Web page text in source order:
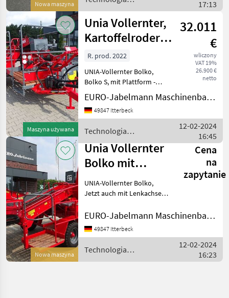
Nowa maszyna
ziemniaczana / Unia
17:13
Maszyna używana
Unia Vollernter,
Kartoffelroder,
Bolko mit
Plattform,
32.011
€
wliczony
VAT 19%
26.900 €
netto
R. prod. 2022
UNIA-Vollernter Bolko,
Bolko S, mit Plattform -
Sonderpreis, überjährige
Lagermaschine - Einreihiger
Kartoffelvollernter mit
Rollbodenbu
EURO-Jabelmann Maschinenbau GmbH
49847 Itterbeck
Technologia
ziemniaczana / Unia
12-02-2024
16:45
Nowa maszyna
Unia Vollernter
Bolko mit
Rollboden
Cena
na
zapytanie
UNIA-Vollernter Bolko,
Jetzt auch mit Lenkachse
Kartoffelvollernter mit
Rollbodenbunker (Inhalt
EURO-Jabelmann Maschinenbau GmbH
49847 Itterbeck
Technologia
ziemniaczana / Unia
12-02-2024
16:23